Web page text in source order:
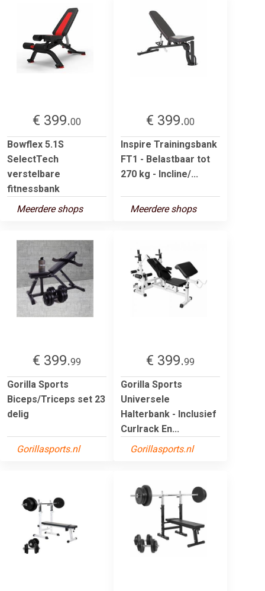
€ 399.00
Bowflex 5.1S
SelectTech
verstelbare
fitnessbank
Meerdere shops
€ 399.00
Inspire Trainingsbank
FT1 - Belastbaar tot
270 kg - Incline/...
Meerdere shops
€ 399.99
Gorilla Sports
Biceps/Triceps set 23
delig
Gorillasports.nl
€ 399.99
Gorilla Sports
Universele
Halterbank - Inclusief
Curlrack En...
Gorillasports.nl